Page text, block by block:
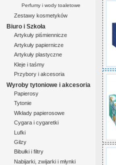
Perfumy i wody toaletowe
Zestawy kosmetyków
Biuro i Szkoła
Artykuły piśmiennicze
Artykuły papiernicze
Artykuły plastyczne
Kleje i taśmy
Przybory i akcesoria
Wyroby tytoniowe i akcesoria
Papierosy
Tytonie
Wkłady papierosowe
Cygara i cygaretki
Lufki
Gilzy
Bibułki i filtry
Nabijarki, zwijarki i młynki